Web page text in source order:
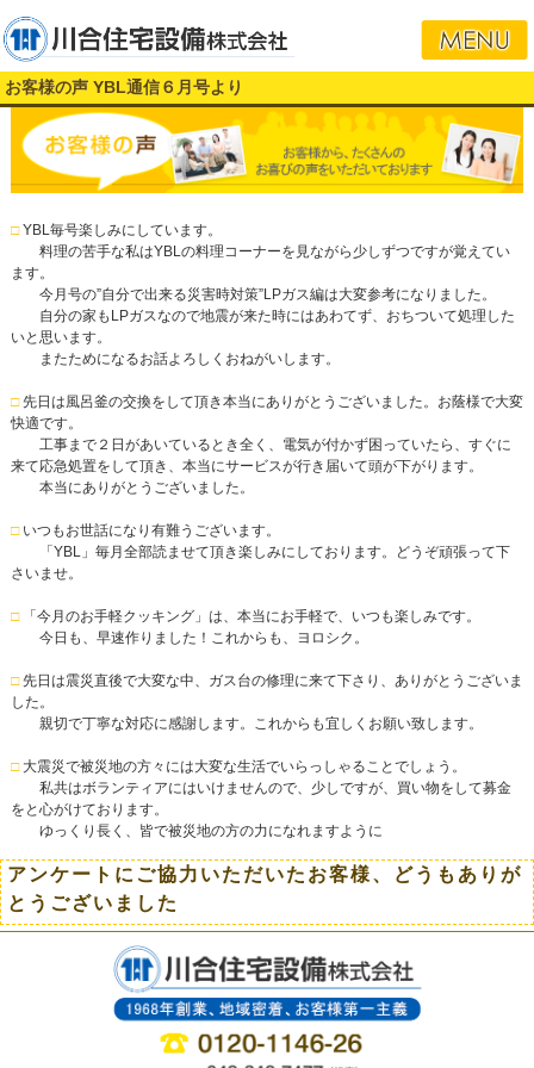
お客様の声 YBL通信６月号より
□YBL毎号楽しみにしています。
料理の苦手な私はYBLの料理コーナーを見ながら少しずつですが覚えてい
ます。
今月号の”自分で出来る災害時対策”LPガス編は大変参考になりました。
自分の家もLPガスなので地震が来た時にはあわてず、おちついて処理した
いと思います。
またためになるお話よろしくおねがいします。
□先日は風呂釜の交換をして頂き本当にありがとうございました。お蔭様で大変
快適です。
工事まで２日があいているとき全く、電気が付かず困っていたら、すぐに
来て応急処置をして頂き、本当にサービスが行き届いて頭が下がります。
本当にありがとうございました。
□いつもお世話になり有難うございます。
「YBL」毎月全部読ませて頂き楽しみにしております。どうぞ頑張って下
さいませ。
□「今月のお手軽クッキング」は、本当にお手軽で、いつも楽しみです。
今日も、早速作りました！これからも、ヨロシク。
□先日は震災直後で大変な中、ガス台の修理に来て下さり、ありがとうございま
した。
親切で丁寧な対応に感謝します。これからも宜しくお願い致します。
□大震災で被災地の方々には大変な生活でいらっしゃることでしょう。
私共はボランティアにはいけませんので、少しですが、買い物をして募金
をと心がけております。
ゆっくり長く、皆で被災地の方の力になれますように
アンケートにご協力いただいたお客様、どうもありが
とうございました